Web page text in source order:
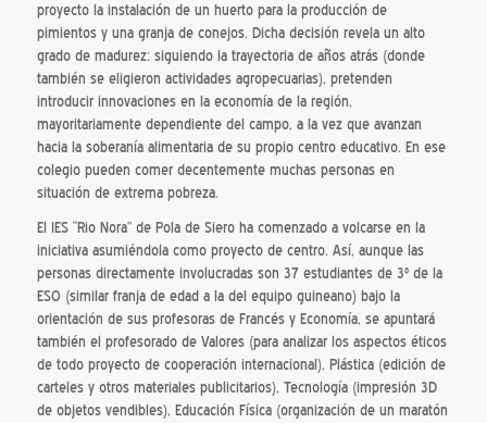
proyecto la instalación de un huerto para la producción de
pimientos y una granja de conejos. Dicha decisión revela un alto
grado de madurez: siguiendo la trayectoria de años atrás (donde
también se eligieron actividades agropecuarias), pretenden
introducir innovaciones en la economía de la región,
mayoritariamente dependiente del campo, a la vez que avanzan
hacia la soberanía alimentaria de su propio centro educativo. En ese
colegio pueden comer decentemente muchas personas en
situación de extrema pobreza.
El IES “Rio Nora” de Pola de Siero ha comenzado a volcarse en la
iniciativa asumiéndola como proyecto de centro. Así, aunque las
personas directamente involucradas son 37 estudiantes de 3º de la
ESO (similar franja de edad a la del equipo guineano) bajo la
orientación de sus profesoras de Francés y Economía, se apuntará
también el profesorado de Valores (para analizar los aspectos éticos
de todo proyecto de cooperación internacional), Plástica (edición de
carteles y otros materiales publicitarios), Tecnología (impresión 3D
de objetos vendibles), Educación Física (organización de un maratón